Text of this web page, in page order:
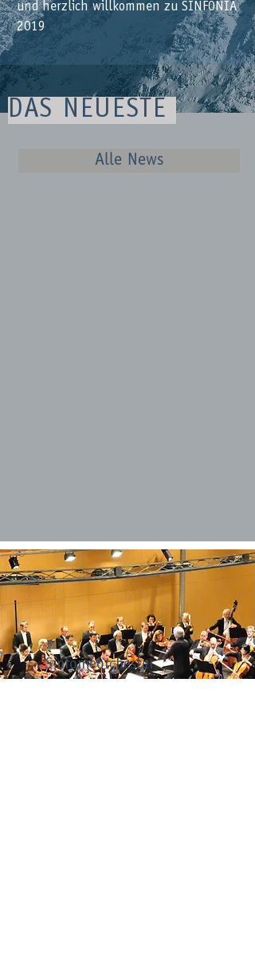
und herzlich willkommen zu SINFONIA
2019
DAS NEUESTE
Alle News
Sinfonieorchester
Engadin